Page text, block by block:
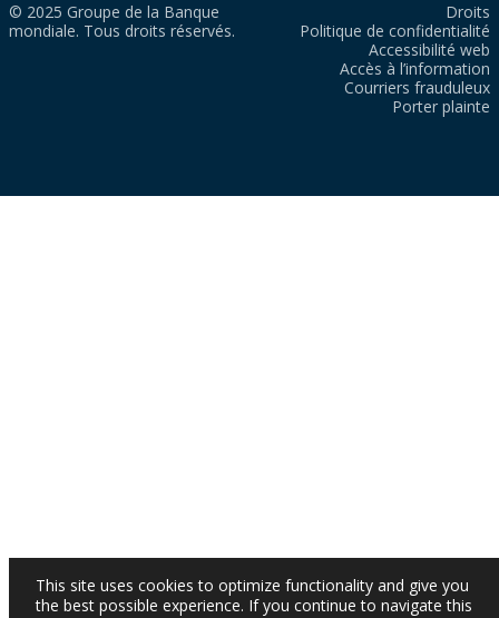
© 2025 Groupe de la Banque
mondiale. Tous droits réservés.
Droits
Politique de confidentialité
Accessibilité web
Accès à l’information
Courriers frauduleux
Porter plainte
This site uses cookies to optimize functionality and give you
the best possible experience. If you continue to navigate this